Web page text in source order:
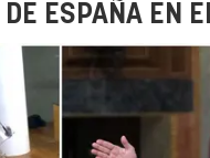
ESPAÑA EN